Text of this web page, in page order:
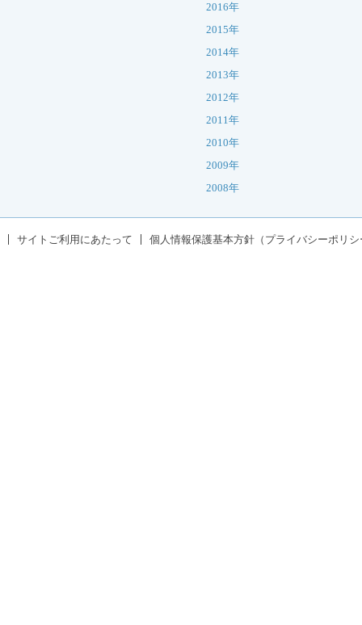
2016年
2015年
2014年
2013年
2012年
2011年
2010年
2009年
2008年
サイトご利用にあたって 個人情報保護基本方針（プライバシーポリシ